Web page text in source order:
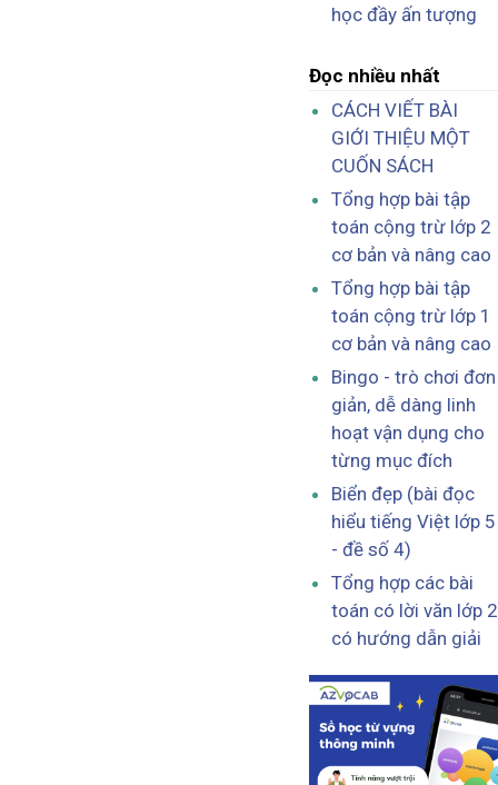
học đầy ấn tượng
Đọc nhiều nhất
CÁCH VIẾT BÀI
GIỚI THIỆU MỘT
CUỐN SÁCH
Tổng hợp bài tập
toán cộng trừ lớp 2
cơ bản và nâng cao
Tổng hợp bài tập
toán cộng trừ lớp 1
cơ bản và nâng cao
Bingo - trò chơi đơn
giản, dễ dàng linh
hoạt vận dụng cho
từng mục đích
Biển đẹp (bài đọc
hiểu tiếng Việt lớp 5
- đề số 4)
Tổng hợp các bài
toán có lời văn lớp 2
có hướng dẫn giải